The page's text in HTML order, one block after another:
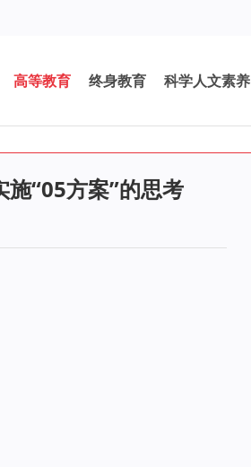
高等教育 终身教育 科学人文素养
“05方案”的思考